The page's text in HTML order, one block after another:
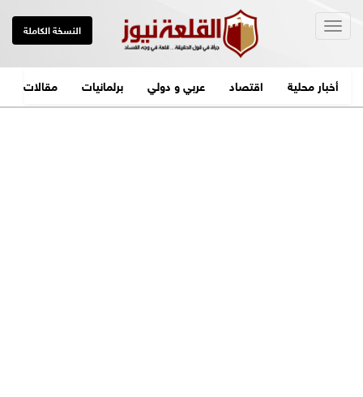
النسخة الكاملة
أخبار محلية اقتصاد عربي و دولي برلمانيات مقالات